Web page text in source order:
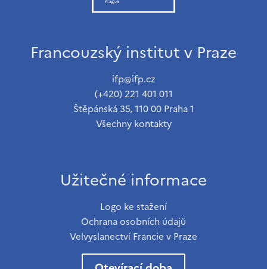
Francouzský institut v Praze
ifp@ifp.cz
(+420) 221 401 011
Štěpánská 35, 110 00 Praha 1
Všechny kontakty
Užitečné informace
Logo ke stažení
Ochrana osobních údajů
Velvyslanectví Francie v Praze